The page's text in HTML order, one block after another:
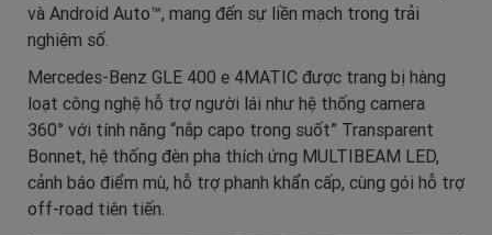
và Android Auto™, mang đến sự liền mạch trong trải
nghiệm số.
Mercedes-Benz GLE 400 e 4MATIC được trang bị hàng
loạt công nghệ hỗ trợ người lái như hệ thống camera
360° với tính năng “nắp capo trong suốt” Transparent
Bonnet, hệ thống đèn pha thích ứng MULTIBEAM LED,
cảnh báo điểm mù, hỗ trợ phanh khẩn cấp, cùng gói hỗ trợ
off-road tiên tiến.